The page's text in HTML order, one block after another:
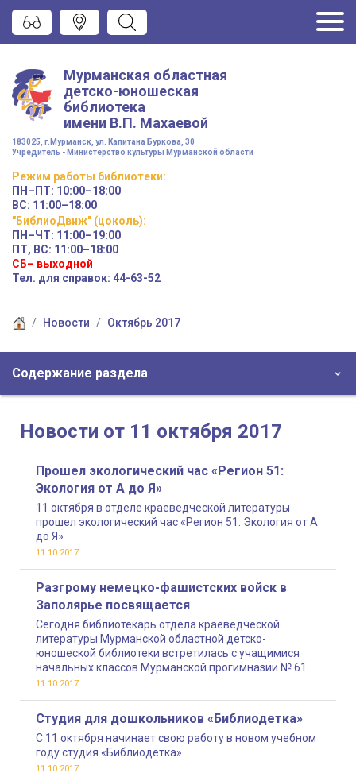
Мурманская областная
детско-юношеская
библиотека
имени В.П. Махаевой
183025, г.Мурманск, ул. Капитана Буркова, 30
Учредитель - Министерство культуры Мурманской области
Режим работы библиотеки:
ПН–ПТ: 10:00–18:00
ВС: 11:00–18:00
"БиблиоДвиж" (цоколь):
ПН–ЧТ: 11:00–19:00
ПТ, ВС: 11:00–18:00
СБ– выходной
Тел. для справок: 44-63-52
Новости Октябрь 2017
Содержание раздела
Новости от 11 октября 2017
Прошел экологический час «Регион 51:
Экология от А до Я»
11 октября в отделе краеведческой литературы
прошел экологический час «Регион 51: Экология от А
до Я»
11.10.2017
Разгрому немецко-фашистских войск в
Заполярье посвящается
Сегодня библиотекарь отдела краеведческой
литературы Мурманской областной детско-
юношеской библиотеки встретилась с учащимися
начальных классов Мурманской прогимназии № 61
11.10.2017
Студия для дошкольников «Библиодетка»
С 11 октября начинает свою работу в новом учебном
году студия «Библиодетка»
11.10.2017